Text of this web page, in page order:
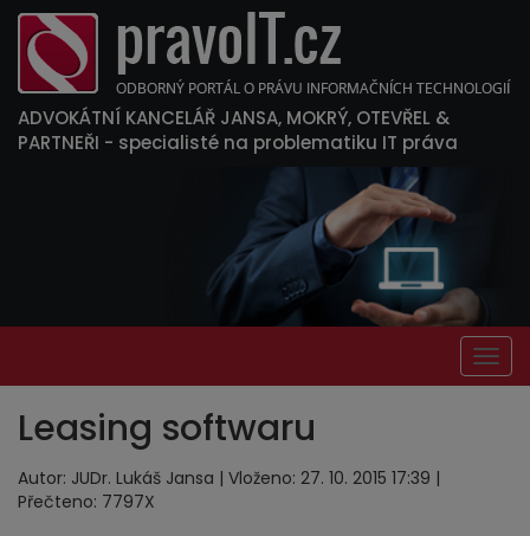
ADVOKÁTNÍ KANCELÁŘ JANSA, MOKRÝ, OTEVŘEL &
PARTNEŘI - specialisté na problematiku IT práva
Leasing softwaru
Autor: JUDr. Lukáš Jansa | Vloženo: 27. 10. 2015 17:39 |
Přečteno: 7797X